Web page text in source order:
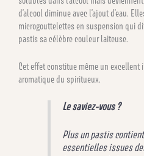
d’alcool diminue avec l’ajout d’eau.
microgouttelettes en suspension qui
pastis sa célèbre couleur laiteuse.
Cet effet constitue même un excellent
aromatique du spiritueux.
Le saviez-vous ?
Plus un pastis
essentielles issues